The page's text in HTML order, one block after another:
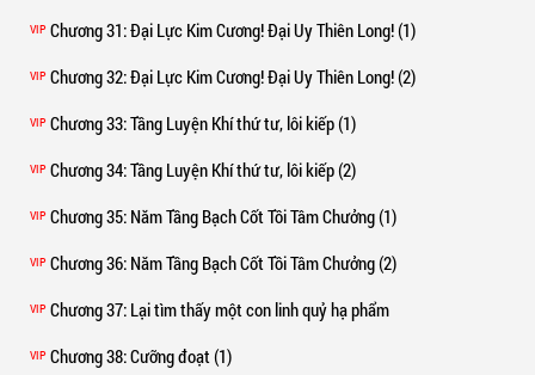
VIP Chương 31: Đại Lực Kim Cương! Đại Uy Thiên Long! (1)
VIP Chương 32: Đại Lực Kim Cương! Đại Uy Thiên Long! (2)
VIP Chương 33: Tầng Luyện Khí thứ tư, lôi kiếp (1)
VIP Chương 34: Tầng Luyện Khí thứ tư, lôi kiếp (2)
VIP Chương 35: Năm Tầng Bạch Cốt Tồi Tâm Chưởng (1)
VIP Chương 36: Năm Tầng Bạch Cốt Tồi Tâm Chưởng (2)
VIP Chương 37: Lại tìm thấy một con linh quỷ hạ phẩm
VIP Chương 38: Cưỡng đoạt (1)